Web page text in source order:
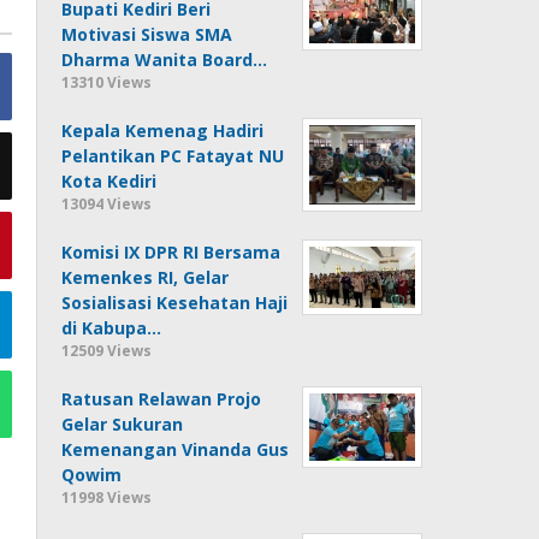
Bupati Kediri Beri
Motivasi Siswa SMA
Dharma Wanita Board…
13310 Views
Kepala Kemenag Hadiri
Pelantikan PC Fatayat NU
Kota Kediri
13094 Views
Komisi IX DPR RI Bersama
Kemenkes RI, Gelar
Sosialisasi Kesehatan Haji
di Kabupa…
12509 Views
Ratusan Relawan Projo
Gelar Sukuran
Kemenangan Vinanda Gus
Qowim
11998 Views